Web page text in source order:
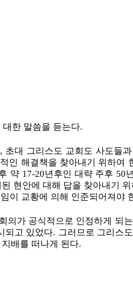
한 말씀을 듣는다.
초대 그리스도 교회도 사도들
인 해결책을 찾아내기 위하여
약 17-20년후인 대략 주후 50
현안에 대해 답을 찾아내기 위
이 교황에 의해 인준되어져야
의가 공식적으로 인정하게 되
고 있었다. 그러므로 그리스
배를 떠나게 된다.